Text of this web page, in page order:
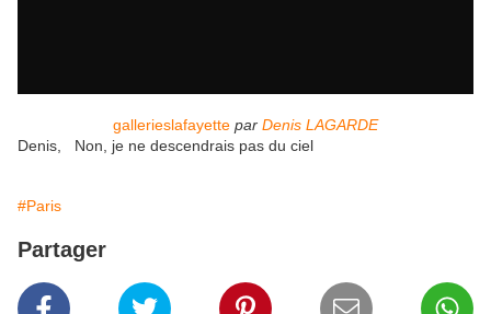
gallerieslafayette par Denis LAGARDE
Denis, Non, je ne descendrais pas du ciel
#Paris
Partager